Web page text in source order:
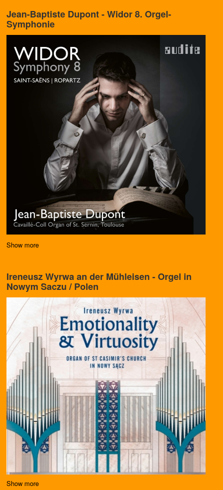
Jean-Baptiste Dupont - Widor 8. Orgel-
Symphonie
Show more
Ireneusz Wyrwa an der Mühleisen - Orgel in
Nowym Saczu / Polen
Show more